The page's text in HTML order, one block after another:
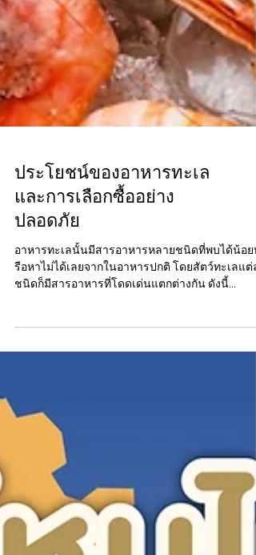
ประโยชน์ของอาหารทะเล
และการเลือกซื้ออย่าง
ปลอดภัย
รือหาไม่ได้เลยจากในอาหารปกติ โดยสัตว์ทะเลแต่ล